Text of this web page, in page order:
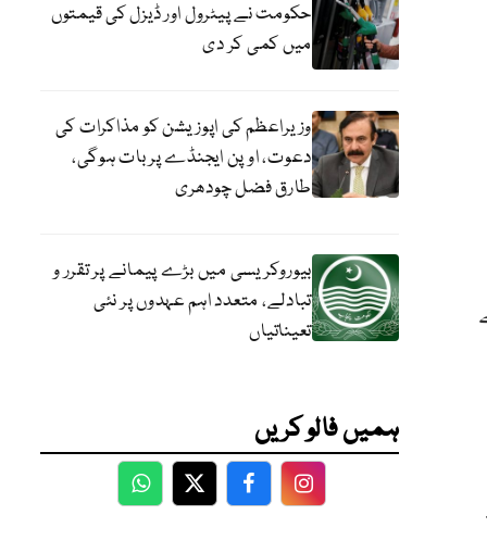
حکومت نے پیٹرول اور ڈیزل کی قیمتوں
میں کمی کر دی
وزیراعظم کی اپوزیشن کو مذاکرات کی
دعوت، اوپن ایجنڈے پر بات ہوگی،
طارق فضل چودھری
بیوروکریسی میں بڑے پیمانے پر تقرر و
تبادلے، متعدد اہم عہدوں پر نئی
تعیناتیاں
ہمیں فالو کریں
WhatsApp
TwitterFacebookFacebook